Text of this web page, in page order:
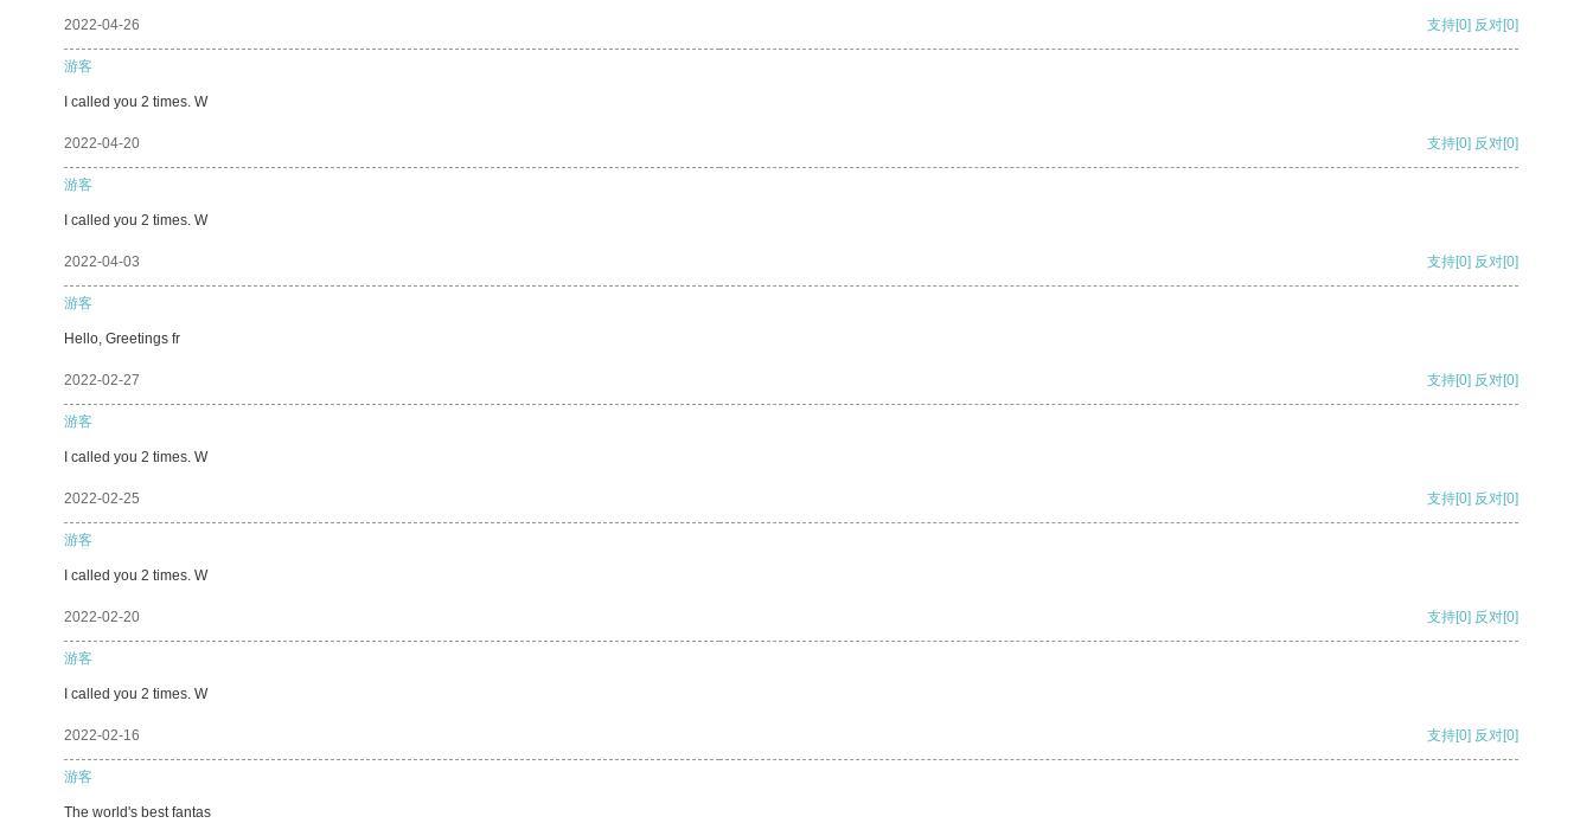
2022-04-26 支持[0] 反对[0]
游客
I called you 2 times. W
2022-04-20 支持[0] 反对[0]
游客
I called you 2 times. W
2022-04-03 支持[0] 反对[0]
游客
Hello, Greetings fr
2022-02-27 支持[0] 反对[0]
游客
I called you 2 times. W
2022-02-25 支持[0] 反对[0]
游客
I called you 2 times. W
2022-02-20 支持[0] 反对[0]
游客
I called you 2 times. W
2022-02-16 支持[0] 反对[0]
游客
The world's best fantas